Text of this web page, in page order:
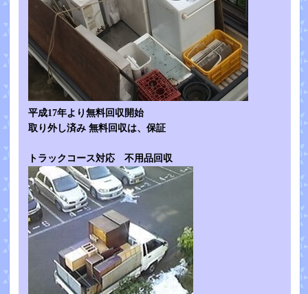
平成17年より無料回収開始
取り外し済み 無料回収は、保証
トラックコース対応 不用品回収